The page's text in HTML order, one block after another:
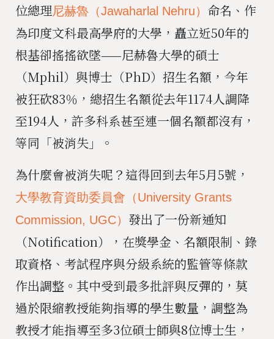
位總理尼赫魯（Jawaharlal Nehru） 命名、作
為印度文科最高學府的大學，矗立近50年的
根基卻搖搖欲墜——尼赫魯大學的碩士
（Mphil）與博士（PhD）招生名額，今年
被狂砍83％，總招生名額從去年1174人調降
至194人，許多科系甚至連一個名額都沒有，
等同「被消失」。
為什麼會被消失呢？這得回到去年5月5號，
大學教育資助委員會（University Grants
Commission, UGC） 發出了一份新通知
（Notification），在獎學金、名額限制、錄
取資格、考試程序與分級系統的監管等條款
作出調整。其中受到最多批評與反彈的，莫
過於限縮教授能夠指導的學生數量，調整為
教授才能指導至多3位碩士師與8位博士生，